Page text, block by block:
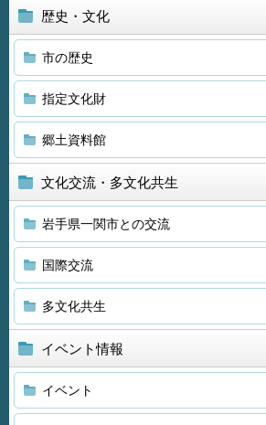
歴史・文化
市の歴史
指定文化財
郷土資料館
文化交流・多文化共生
岩手県一関市との交流
国際交流
多文化共生
イベント情報
イベント